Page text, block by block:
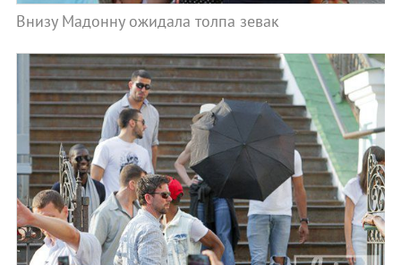
Внизу Мадонну ожидала толпа зевак